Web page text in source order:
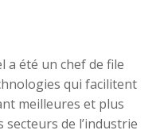
a été un chef de file
qui facilitent
meilleures et plus
de l’industrie